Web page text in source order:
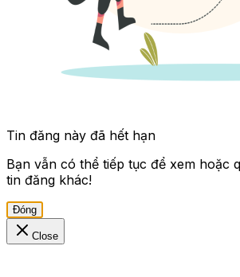
Tin đăng này đã hết hạn
Bạn vẫn có thể tiếp tục để xem hoặc
tin đăng khác!
Đóng
Close